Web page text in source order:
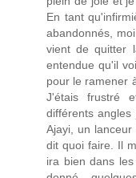
En tant
abandonnés,
vient de quitter
entendue qu'il
pour le ramener
J'étais frustré
différents
Ajayi, un
dit quoi faire. Il
ira bien dans